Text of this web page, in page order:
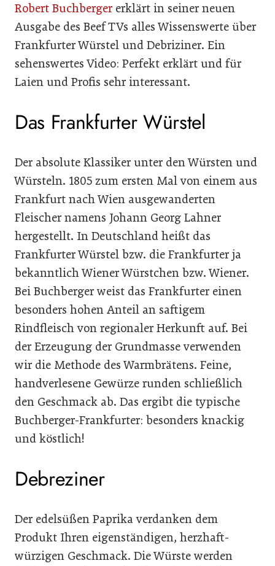
Robert Buchbergererklärt in seiner neuen
Ausgabe des Beef TVs alles Wissenswerte über
Frankfurter Würstel und Debriziner. Ein
sehenswertes Video: Perfekt erklärt und für
Laien und Profis sehr interessant.
Das Frankfurter Würstel
Der absolute Klassiker unter den Würsten und
Würsteln. 1805 zum ersten Mal von einem aus
Frankfurt nach Wien ausgewanderten
Fleischer namens Johann Georg Lahner
hergestellt. In Deutschland heißt das
Frankfurter Würstel bzw. die Frankfurter ja
bekanntlich Wiener Würstchen bzw. Wiener.
Bei Buchberger weist das Frankfurter einen
besonders hohen Anteil an saftigem
Rindfleisch von regionaler Herkunft auf. Bei
der Erzeugung der Grundmasse verwenden
wir die Methode des Warmbrätens. Feine,
handverlesene Gewürze runden schließlich
den Geschmack ab. Das ergibt die typische
Buchberger-Frankfurter: besonders knackig
und köstlich!
Debreziner
Der edelsüßen Paprika verdanken dem
Produkt Ihren eigenständigen, herzhaft-
würzigen Geschmack. Die Würste werden